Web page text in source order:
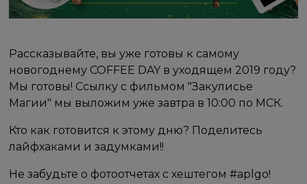
Рассказывайте, вы уже готовы к самому
новогоднему COFFEE DAY в уходящем 2019 году?
Мы готовы! Ссылку с фильмом "Закулисье
Магии" мы выложим уже завтра в 10:00 по МСК.
Кто как готовится к этому дню? Поделитесь
лайфхаками и задумками!!
Не забудьте о фотоотчетах с хештегом #aplgo!